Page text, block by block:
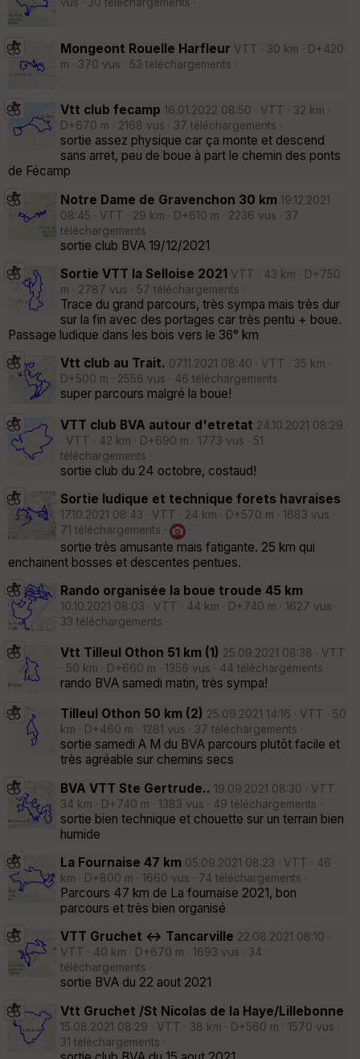
Mongeont Rouelle Harfleur VTT · 30 km · D+420
m · 370 vus · 53 téléchargements ·
Vtt club fecamp 16.01.2022 08:50 · VTT · 32 km ·
D+670 m · 2168 vus · 37 téléchargements ·
sortie assez physique car ça monte et descend
sans arret, peu de boue à part le chemin des ponts
de Fécamp
Notre Dame de Gravenchon 30 km 19.12.2021
08:45 · VTT · 29 km · D+610 m · 2236 vus · 37
téléchargements ·
sortie club BVA 19/12/2021
Sortie VTT la Selloise 2021 VTT · 43 km · D+750
m · 2787 vus · 57 téléchargements ·
Trace du grand parcours, très sympa mais très dur
sur la fin avec des portages car très pentu + boue.
Passage ludique dans les bois vers le 36° km
Vtt club au Trait. 07.11.2021 08:40 · VTT · 35 km ·
D+500 m · 2556 vus · 46 téléchargements ·
super parcours malgré la boue!
VTT club BVA autour d'etretat 24.10.2021 08:29
· VTT · 42 km · D+690 m · 1773 vus · 51
téléchargements ·
sortie club du 24 octobre, costaud!
Sortie ludique et technique forets havraises
17.10.2021 08:43 · VTT · 24 km · D+570 m · 1683 vus ·
71 téléchargements ·
·
sortie très amusante mais fatigante. 25 km qui
enchainent bosses et descentes pentues.
Rando organisée la boue troude 45 km
10.10.2021 08:03 · VTT · 44 km · D+740 m · 1627 vus ·
33 téléchargements ·
Vtt Tilleul Othon 51 km (1) 25.09.2021 08:38 · VTT
· 50 km · D+660 m · 1356 vus · 44 téléchargements ·
rando BVA samedi matin, très sympa!
Tilleul Othon 50 km (2) 25.09.2021 14:16 · VTT · 50
km · D+460 m · 1281 vus · 37 téléchargements ·
sortie samedi A M du BVA parcours plutôt facile et
très agréable sur chemins secs
BVA VTT Ste Gertrude.. 19.09.2021 08:30 · VTT ·
34 km · D+740 m · 1383 vus · 49 téléchargements ·
sortie bien technique et chouette sur un terrain bien
humide
La Fournaise 47 km 05.09.2021 08:23 · VTT · 46
km · D+800 m · 1660 vus · 74 téléchargements ·
Parcours 47 km de La fournaise 2021, bon
parcours et très bien organisé
VTT Gruchet <-> Tancarville 22.08.2021 08:10 ·
VTT · 40 km · D+670 m · 1693 vus · 34
téléchargements ·
sortie BVA du 22 aout 2021
Vtt Gruchet /St Nicolas de la Haye/Lillebonne
15.08.2021 08:29 · VTT · 38 km · D+560 m · 1570 vus ·
31 téléchargements ·